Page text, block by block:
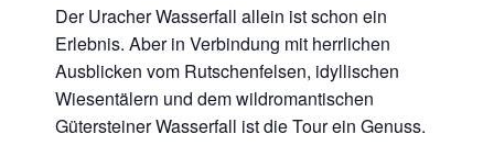
Der Uracher Wasserfall allein ist schon ein
Erlebnis. Aber in Verbindung mit herrlichen
Ausblicken vom Rutschenfelsen, idyllischen
Wiesentälern und dem wildromantischen
Gütersteiner Wasserfall ist die Tour ein Genuss.